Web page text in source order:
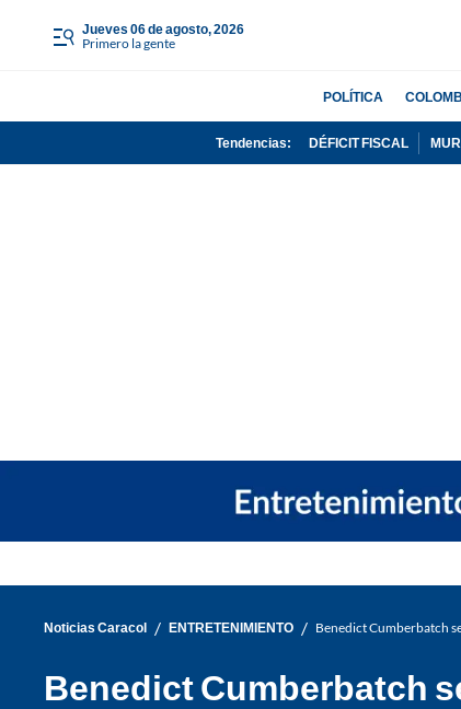
jueves 06 de agosto, 2026
Primero la gente
POLÍTICA
Tendencias: DÉFICIT FISCAL
Noticias Caracol / ENTRETENIMIENTO / Benedict Cumberbatch
Benedict Cumberbatch